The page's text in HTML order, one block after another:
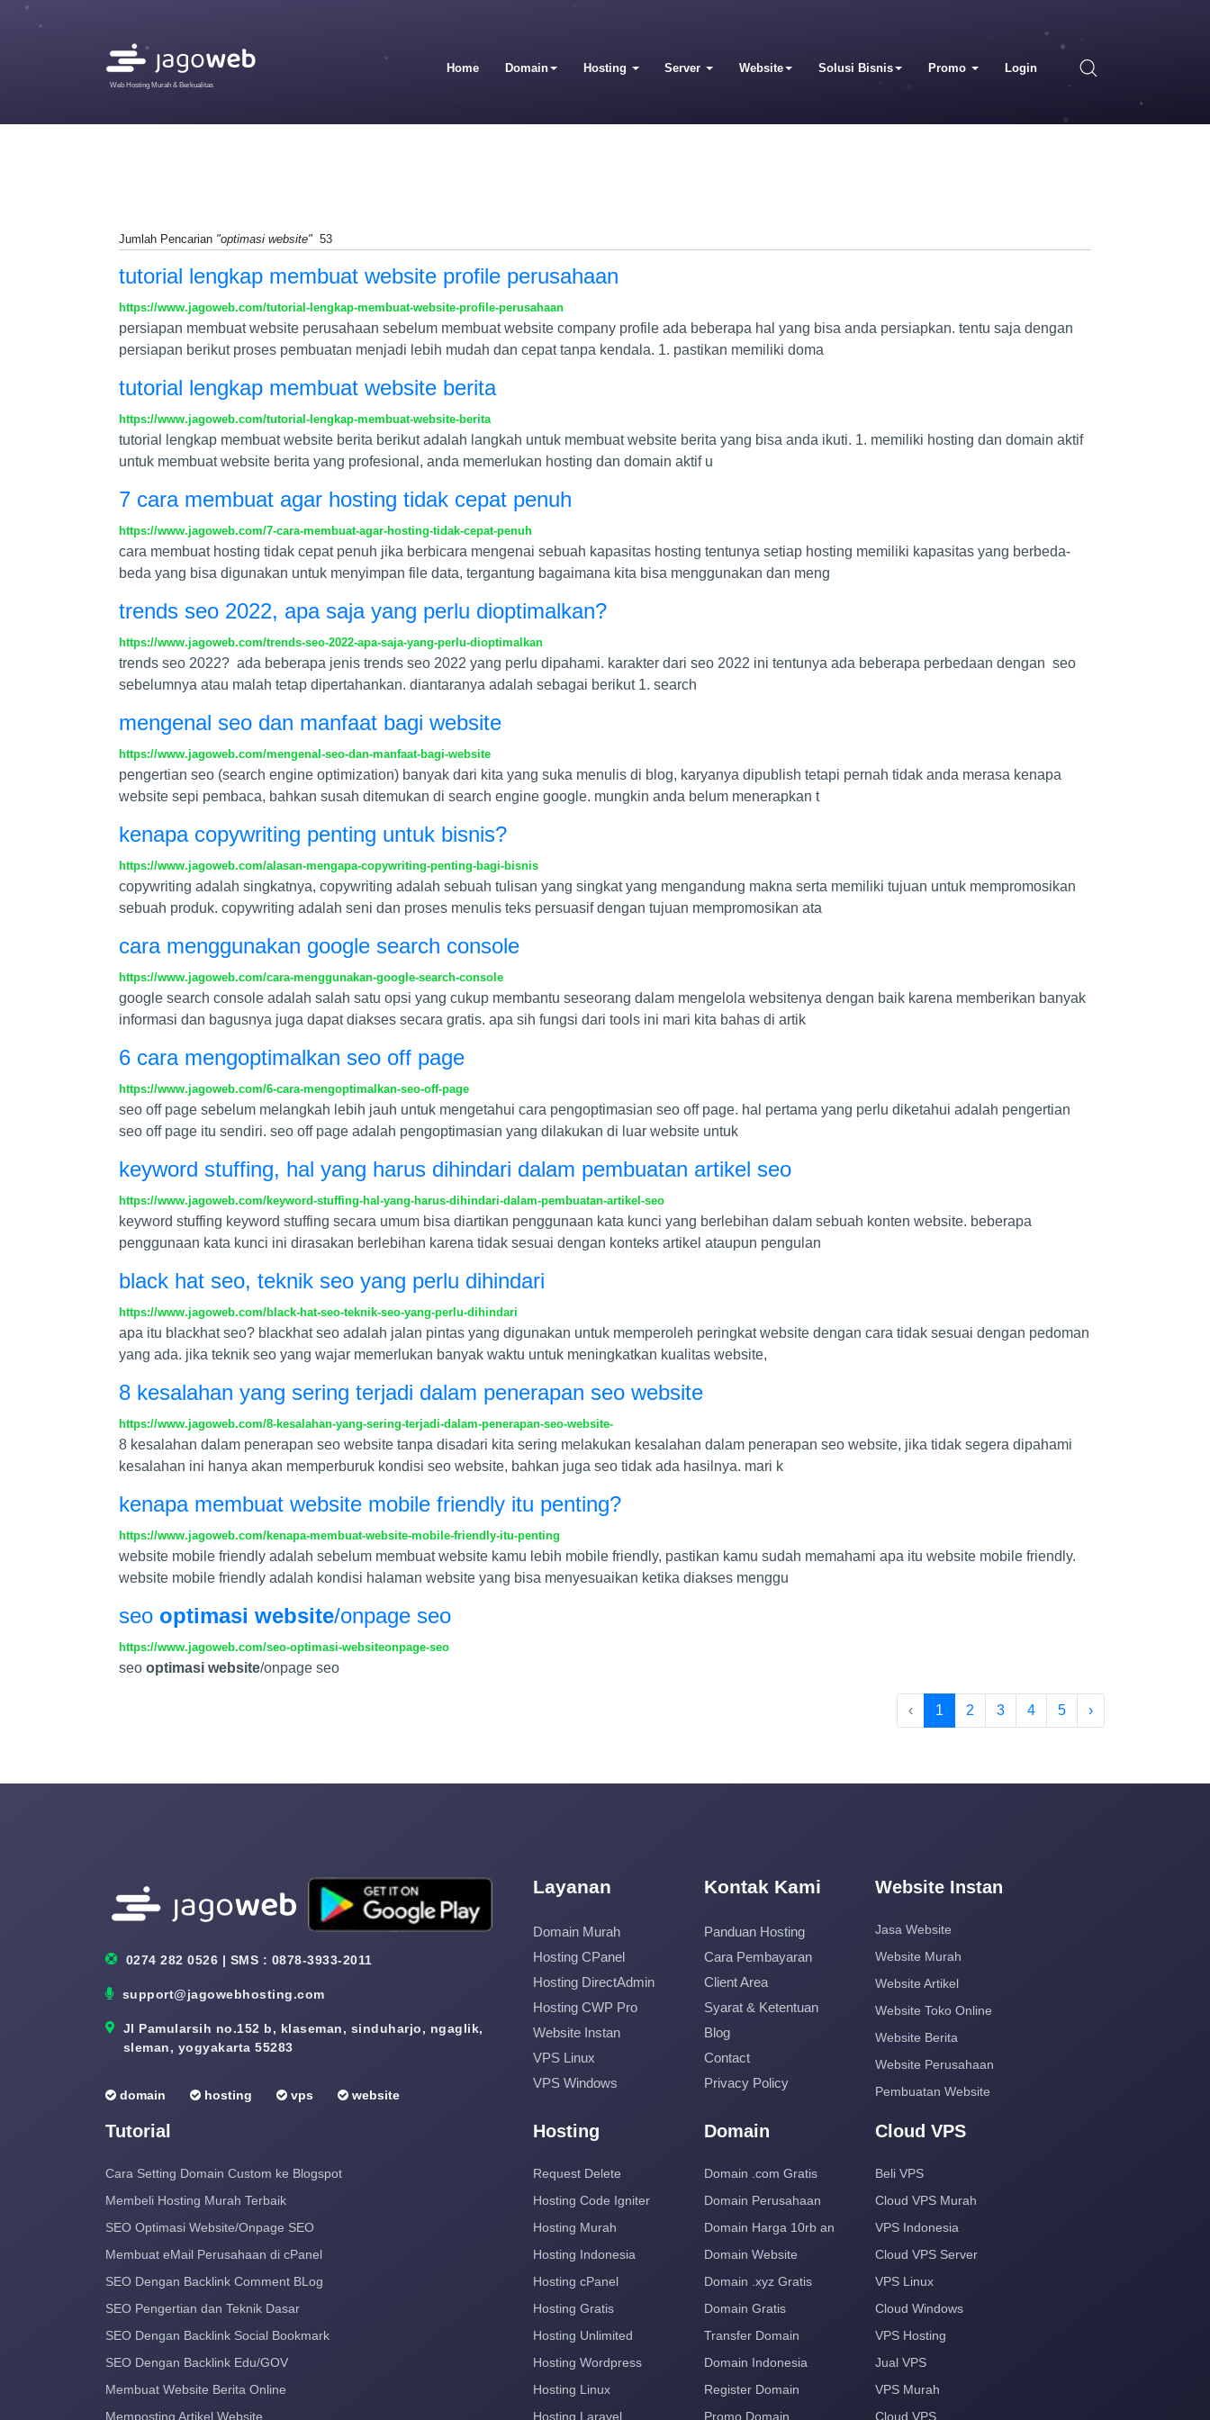
Web Hosting Murah & Berkualitas
Home Domain Hosting Server Website Solusi Bisnis Promo Login
Jumlah Pencarian "optimasi website" 53
tutorial lengkap membuat website profile perusahaan
https://www.jagoweb.com/tutorial-lengkap-membuat-website-profile-perusahaan
persiapan membuat website perusahaan sebelum membuat website company profile ada beberapa hal yang bisa anda persiapkan. tentu saja dengan
persiapan berikut proses pembuatan menjadi lebih mudah dan cepat tanpa kendala. 1. pastikan memiliki doma
tutorial lengkap membuat website berita
https://www.jagoweb.com/tutorial-lengkap-membuat-website-berita
tutorial lengkap membuat website berita berikut adalah langkah untuk membuat website berita yang bisa anda ikuti. 1. memiliki hosting dan domain aktif
untuk membuat website berita yang profesional, anda memerlukan hosting dan domain aktif u
7 cara membuat agar hosting tidak cepat penuh
https://www.jagoweb.com/7-cara-membuat-agar-hosting-tidak-cepat-penuh
cara membuat hosting tidak cepat penuh jika berbicara mengenai sebuah kapasitas hosting tentunya setiap hosting memiliki kapasitas yang berbeda-
beda yang bisa digunakan untuk menyimpan file data, tergantung bagaimana kita bisa menggunakan dan meng
trends seo 2022, apa saja yang perlu dioptimalkan?
https://www.jagoweb.com/trends-seo-2022-apa-saja-yang-perlu-dioptimalkan
trends seo 2022? ada beberapa jenis trends seo 2022 yang perlu dipahami. karakter dari seo 2022 ini tentunya ada beberapa perbedaan dengan seo
sebelumnya atau malah tetap dipertahankan. diantaranya adalah sebagai berikut 1. search
mengenal seo dan manfaat bagi website
https://www.jagoweb.com/mengenal-seo-dan-manfaat-bagi-website
pengertian seo (search engine optimization) banyak dari kita yang suka menulis di blog, karyanya dipublish tetapi pernah tidak anda merasa kenapa
website sepi pembaca, bahkan susah ditemukan di search engine google. mungkin anda belum menerapkan t
kenapa copywriting penting untuk bisnis?
https://www.jagoweb.com/alasan-mengapa-copywriting-penting-bagi-bisnis
copywriting adalah singkatnya, copywriting adalah sebuah tulisan yang singkat yang mengandung makna serta memiliki tujuan untuk mempromosikan
sebuah produk. copywriting adalah seni dan proses menulis teks persuasif dengan tujuan mempromosikan ata
cara menggunakan google search console
https://www.jagoweb.com/cara-menggunakan-google-search-console
google search console adalah salah satu opsi yang cukup membantu seseorang dalam mengelola websitenya dengan baik karena memberikan banyak
informasi dan bagusnya juga dapat diakses secara gratis. apa sih fungsi dari tools ini mari kita bahas di artik
6 cara mengoptimalkan seo off page
https://www.jagoweb.com/6-cara-mengoptimalkan-seo-off-page
seo off page sebelum melangkah lebih jauh untuk mengetahui cara pengoptimasian seo off page. hal pertama yang perlu diketahui adalah pengertian
seo off page itu sendiri. seo off page adalah pengoptimasian yang dilakukan di luar website untuk
keyword stuffing, hal yang harus dihindari dalam pembuatan artikel seo
https://www.jagoweb.com/keyword-stuffing-hal-yang-harus-dihindari-dalam-pembuatan-artikel-seo
keyword stuffing keyword stuffing secara umum bisa diartikan penggunaan kata kunci yang berlebihan dalam sebuah konten website. beberapa
penggunaan kata kunci ini dirasakan berlebihan karena tidak sesuai dengan konteks artikel ataupun pengulan
black hat seo, teknik seo yang perlu dihindari
https://www.jagoweb.com/black-hat-seo-teknik-seo-yang-perlu-dihindari
apa itu blackhat seo? blackhat seo adalah jalan pintas yang digunakan untuk memperoleh peringkat website dengan cara tidak sesuai dengan pedoman
yang ada. jika teknik seo yang wajar memerlukan banyak waktu untuk meningkatkan kualitas website,
8 kesalahan yang sering terjadi dalam penerapan seo website
https://www.jagoweb.com/8-kesalahan-yang-sering-terjadi-dalam-penerapan-seo-website-
8 kesalahan dalam penerapan seo website tanpa disadari kita sering melakukan kesalahan dalam penerapan seo website, jika tidak segera dipahami
kesalahan ini hanya akan memperburuk kondisi seo website, bahkan juga seo tidak ada hasilnya. mari k
kenapa membuat website mobile friendly itu penting?
https://www.jagoweb.com/kenapa-membuat-website-mobile-friendly-itu-penting
website mobile friendly adalah sebelum membuat website kamu lebih mobile friendly, pastikan kamu sudah memahami apa itu website mobile friendly.
website mobile friendly adalah kondisi halaman website yang bisa menyesuaikan ketika diakses menggu
seo optimasi website/onpage seo
https://www.jagoweb.com/seo-optimasi-websiteonpage-seo
seo optimasi website/onpage seo
‹ 1 2 3 4 5 ›
0274 282 0526 | SMS : 0878-3933-2011
support@jagowebhosting.com
Jl Pamularsih no.152 b, klaseman, sinduharjo, ngaglik,
sleman, yogyakarta 55283
domain hosting vps website
Layanan
Domain Murah
Hosting CPanel
Hosting DirectAdmin
Hosting CWP Pro
Website Instan
VPS Linux
VPS Windows
Kontak Kami
Panduan Hosting
Cara Pembayaran
Client Area
Syarat & Ketentuan
Blog
Contact
Privacy Policy
Website Instan
Jasa Website
Website Murah
Website Artikel
Website Toko Online
Website Berita
Website Perusahaan
Pembuatan Website
Tutorial
Cara Setting Domain Custom ke Blogspot
Membeli Hosting Murah Terbaik
SEO Optimasi Website/Onpage SEO
Membuat eMail Perusahaan di cPanel
SEO Dengan Backlink Comment BLog
SEO Pengertian dan Teknik Dasar
SEO Dengan Backlink Social Bookmark
SEO Dengan Backlink Edu/GOV
Membuat Website Berita Online
Memposting Artikel Website
Hosting
Request Delete
Hosting Code Igniter
Hosting Murah
Hosting Indonesia
Hosting cPanel
Hosting Gratis
Hosting Unlimited
Hosting Wordpress
Hosting Linux
Hosting Laravel
Domain
Domain .com Gratis
Domain Perusahaan
Domain Harga 10rb an
Domain Website
Domain .xyz Gratis
Domain Gratis
Transfer Domain
Domain Indonesia
Register Domain
Promo Domain
Cloud VPS
Beli VPS
Cloud VPS Murah
VPS Indonesia
Cloud VPS Server
VPS Linux
Cloud Windows
VPS Hosting
Jual VPS
VPS Murah
Cloud VPS